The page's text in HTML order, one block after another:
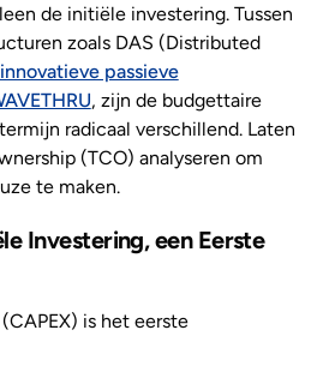
de initiële investering. Tussen
zoals DAS (Distributed
passieve
, zijn de budgettaire
radicaal verschillend. Laten
(TCO) analyseren om
te maken.
Investering, een Eerste
is het eerste